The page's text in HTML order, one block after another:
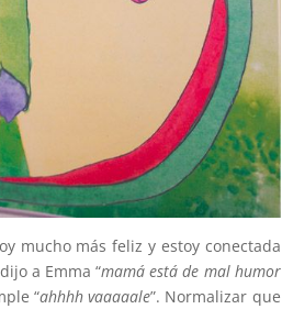
mucho más feliz y estoy conectada
a Emma “mamá está de mal humor
“ahhhh vaaaaale”. Normalizar que